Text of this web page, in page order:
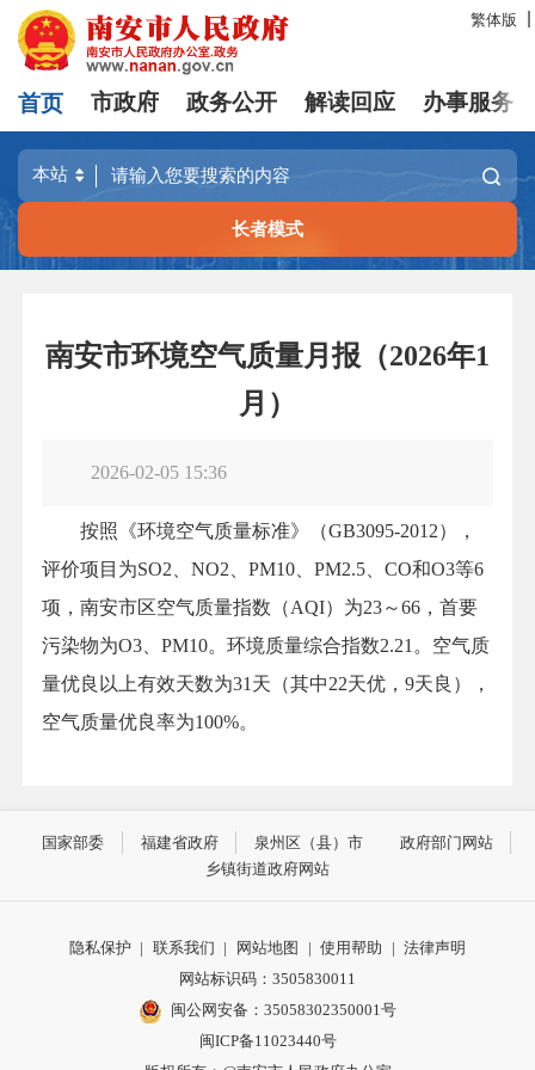
繁体版
首页 市政府 政务公开 解读回应 办事服务
长者模式
南安市环境空气质量月报（2026年1
月）
2026-02-05 15:36
按照《环境空气质量标准》（GB3095-2012），
评价项目为SO2、NO2、PM10、PM2.5、CO和O3等6
项，南安市区空气质量指数（AQI）为23～66，首要
污染物为O3、PM10。环境质量综合指数2.21。空气质
量优良以上有效天数为31天（其中22天优，9天良），
空气质量优良率为100%。
国家部委 福建省政府 泉州区（县）市
政府部门网站
乡镇街道政府网站
隐私保护 | 联系我们 | 网站地图 | 使用帮助 | 法律声明
网站标识码：3505830011
闽公网安备：35058302350001号
闽ICP备11023440号